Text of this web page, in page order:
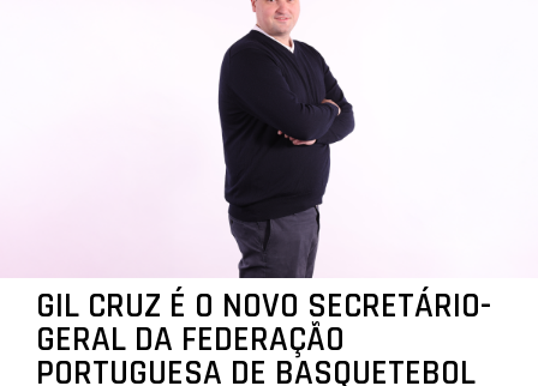
GIL CRUZ É O NOVO SECRETÁRIO-
GERAL DA FEDERAÇÃO
PORTUGUESA DE BASQUETEBOL